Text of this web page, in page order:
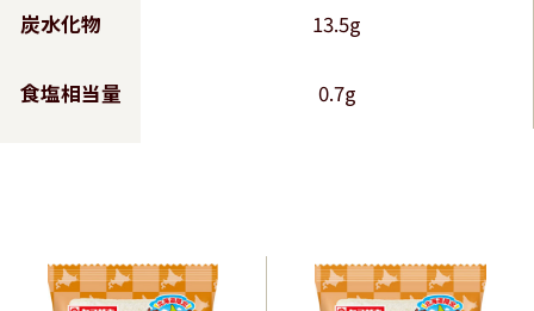
炭水化物
食塩相当量
13.5g
0.7g